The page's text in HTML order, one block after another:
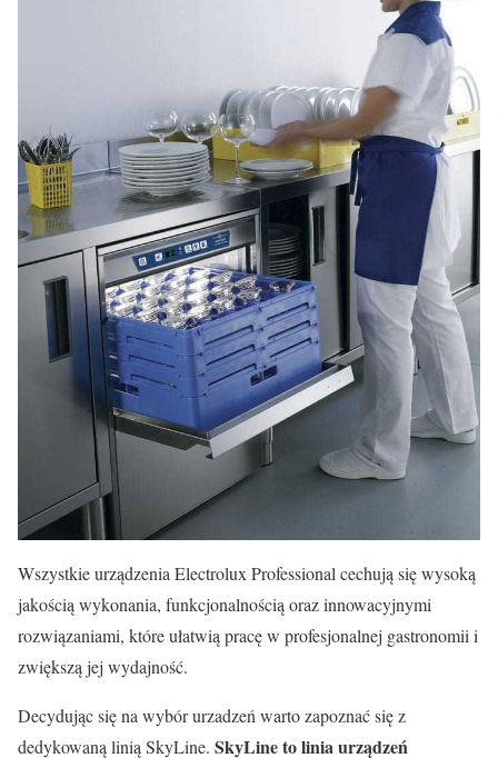
Wszystkie urządzenia Electrolux Professional cechują się wysoką
jakością wykonania, funkcjonalnością oraz innowacyjnymi
rozwiązaniami, które ułatwią pracę w profesjonalnej gastronomii i
zwiększą jej wydajność.
Decydując się na wybór urzadzeń warto zapoznać się z
dedykowaną linią SkyLine. SkyLine to linia urządzeń